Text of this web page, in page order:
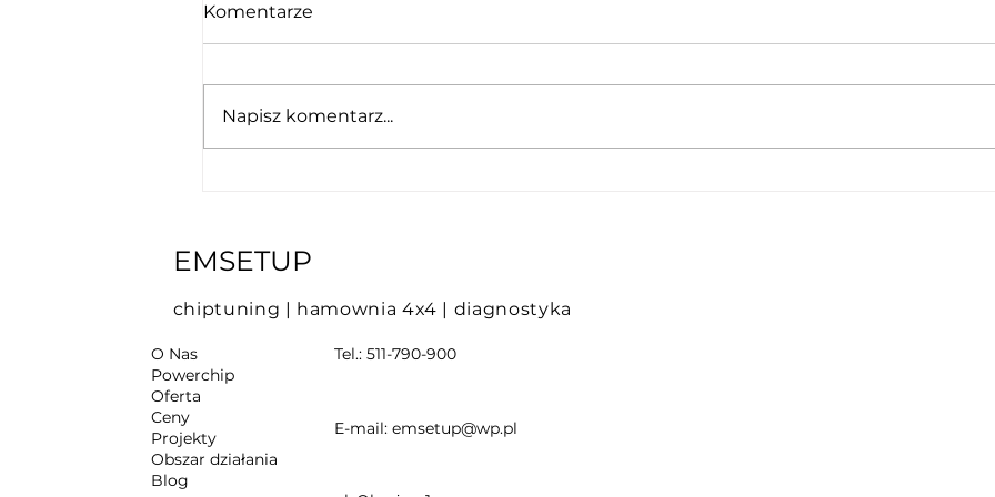
Komentarze
Napisz komentarz...
EMSETUP
chiptuning | hamownia 4x4 | diagnostyka
O Nas
Powerchip
Oferta
Ceny
Projekty
Obszar działania
Blog
Tel.: 511-790-900
E-mail: emsetup@wp.pl